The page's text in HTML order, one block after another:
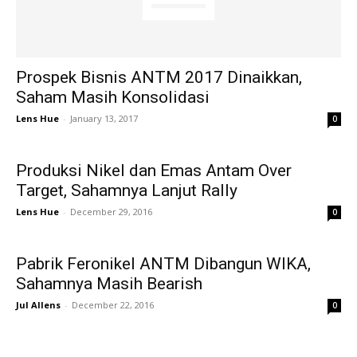
Prospek Bisnis ANTM 2017 Dinaikkan,
Saham Masih Konsolidasi
Lens Hue - January 13, 2017 0
Produksi Nikel dan Emas Antam Over
Target, Sahamnya Lanjut Rally
Lens Hue - December 29, 2016 0
Pabrik Feronikel ANTM Dibangun WIKA,
Sahamnya Masih Bearish
Jul Allens - December 22, 2016 0